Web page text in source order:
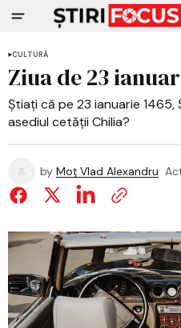
CULTURĂ
Ziua de 23
Știați că pe 23 ianuarie
asediul cetății Chilia?
by Moț Vlad Alexandru